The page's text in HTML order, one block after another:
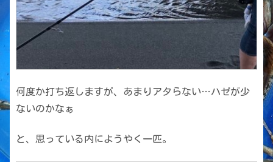
何度か打ち返しますが、あまりアタらない…ハゼが少
ないのかなぁ
と、思っている内にようやく一匹。